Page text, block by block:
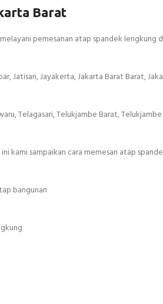
Barat
pemesanan atap spandek lengkung
Jatisari, Jayakerta, Jakarta Barat Barat,
Telagasari, Telukjambe Barat,
kami sampaikan cara memesan atap
bangunan